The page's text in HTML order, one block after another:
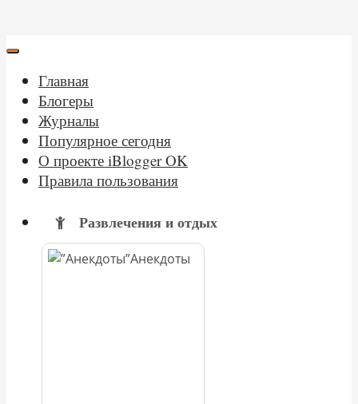
Главная
Блогеры
Журналы
Популярное сегодня
О проекте iBlogger OK
Правила пользования
Развлечения и отдых
Анекдоты